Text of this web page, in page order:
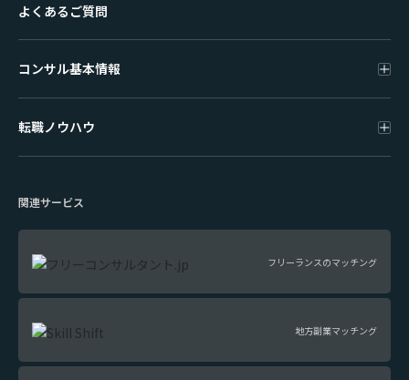
よくあるご質問
コンサル基本情報
転職ノウハウ
関連サービス
フリーランスのマッチング
地方副業マッチング